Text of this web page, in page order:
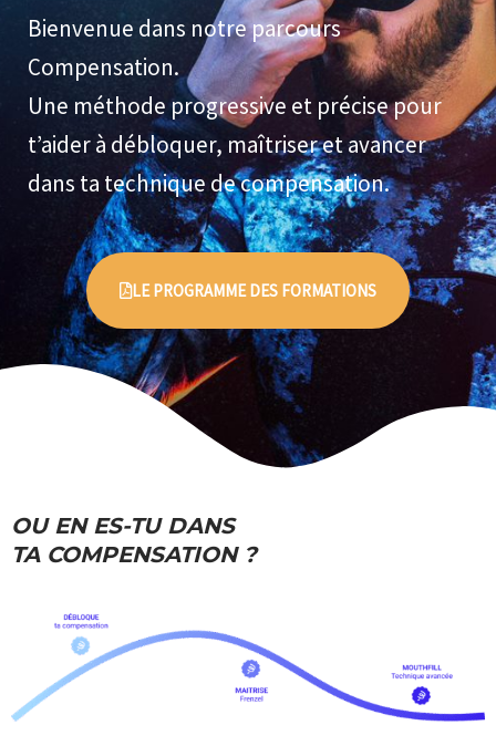
Bienvenue dans notre parcours
Compensation.
Une méthode progressive et précise pour
t’aider à débloquer, maîtriser et avancer
dans ta technique de compensation.
LE PROGRAMME DES FORMATIONS
OU EN ES-TU DANS
TA COMPENSATION ?